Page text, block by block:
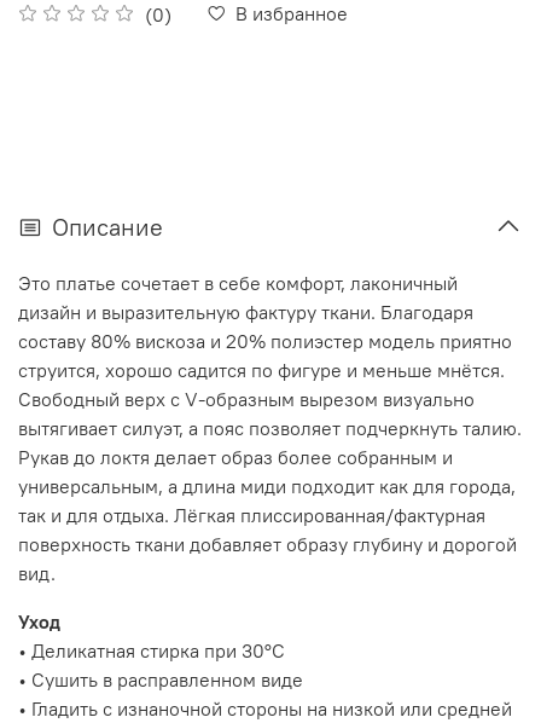
(0) В избранное
Описание
Это платье сочетает в себе комфорт, лаконичный
дизайн и выразительную фактуру ткани. Благодаря
составу 80% вискоза и 20% полиэстер модель приятно
струится, хорошо садится по фигуре и меньше мнётся.
Свободный верх с V-образным вырезом визуально
вытягивает силуэт, а пояс позволяет подчеркнуть талию.
Рукав до локтя делает образ более собранным и
универсальным, а длина миди подходит как для города,
так и для отдыха. Лёгкая плиссированная/фактурная
поверхность ткани добавляет образу глубину и дорогой
вид.
Уход
• Деликатная стирка при 30°C
• Сушить в расправленном виде
• Гладить с изнаночной стороны на низкой или средней